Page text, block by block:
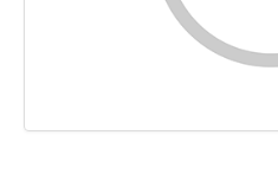
Документ
Мобильный телефон